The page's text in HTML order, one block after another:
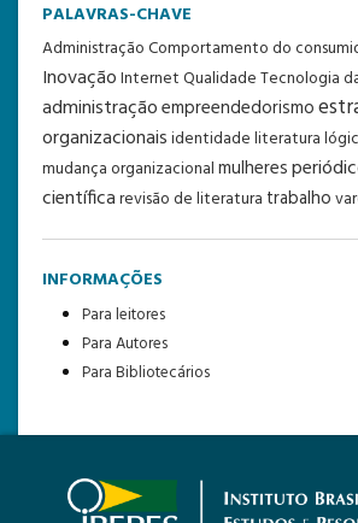
PALAVRAS-CHAVE
AdministraçãoComportamento do
InovaçãoInternetQualidadeTecnologia
administraçãoempreendedorismo
organizacionaisidentidadeliteratura
mudança organizacionalmulheres
científicarevisão de literatura trabalho
INFORMAÇÕES
Para leitores
Para Autores
Para Bibliotecários